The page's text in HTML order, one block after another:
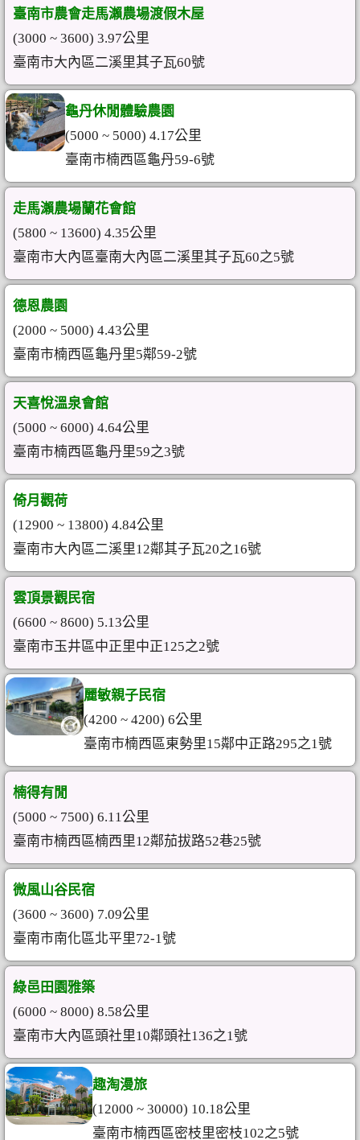
臺南市農會走馬瀨農場渡假木屋
(3000 ~ 3600) 3.97公里
臺南市大內區二溪里其子瓦60號
龜丹休閒體驗農園
(5000 ~ 5000) 4.17公里
臺南市楠西區龜丹59-6號
走馬瀨農場蘭花會館
(5800 ~ 13600) 4.35公里
臺南市大內區臺南大內區二溪里其子瓦60之5號
德恩農園
(2000 ~ 5000) 4.43公里
臺南市楠西區龜丹里5鄰59-2號
天喜悅溫泉會館
(5000 ~ 6000) 4.64公里
臺南市楠西區龜丹里59之3號
倚月觀荷
(12900 ~ 13800) 4.84公里
臺南市大內區二溪里12鄰其子瓦20之16號
雲頂景觀民宿
(6600 ~ 8600) 5.13公里
臺南市玉井區中正里中正125之2號
麗敏親子民宿
(4200 ~ 4200) 6公里
臺南市楠西區東勢里15鄰中正路295之1號
楠得有閒
(5000 ~ 7500) 6.11公里
臺南市楠西區楠西里12鄰茄拔路52巷25號
微風山谷民宿
(3600 ~ 3600) 7.09公里
臺南市南化區北平里72-1號
綠邑田園雅築
(6000 ~ 8000) 8.58公里
臺南市大內區頭社里10鄰頭社136之1號
趣淘漫旅
(12000 ~ 30000) 10.18公里
臺南市楠西區密枝里密枝102之5號